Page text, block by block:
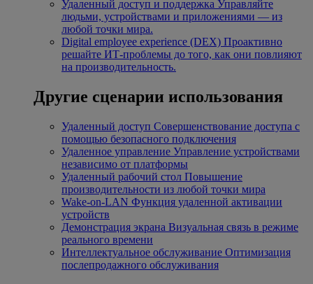
Удаленный доступ и поддержка Управляйте
людьми, устройствами и приложениями — из
любой точки мира.
Digital employee experience (DEX) Проактивно
решайте ИТ-проблемы до того, как они повлияют
на производительность.
Другие сценарии использования
Удаленный доступ Совершенствование доступа с
помощью безопасного подключения
Удаленное управление Управление устройствами
независимо от платформы
Удаленный рабочий стол Повышение
производительности из любой точки мира
Wake-on-LAN Функция удаленной активации
устройств
Демонстрация экрана Визуальная связь в режиме
реального времени
Интеллектуальное обслуживание Оптимизация
послепродажного обслуживания